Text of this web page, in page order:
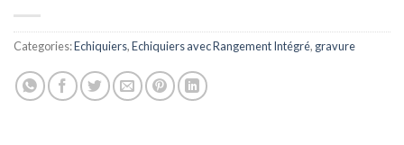
Categories:Echiquiers,Echiquiers avec Rangement Intégré, gravure